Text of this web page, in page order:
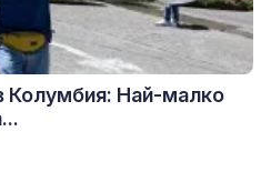
Колумбия: Най-малко